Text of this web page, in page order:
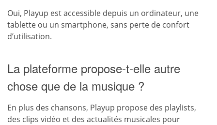
Oui, Playup est accessible depuis un ordinateur, une
tablette ou un smartphone, sans perte de confort
d’utilisation.
La plateforme propose-t-elle autre
chose que de la musique ?
En plus des chansons, Playup propose des playlists,
des clips vidéo et des actualités musicales pour